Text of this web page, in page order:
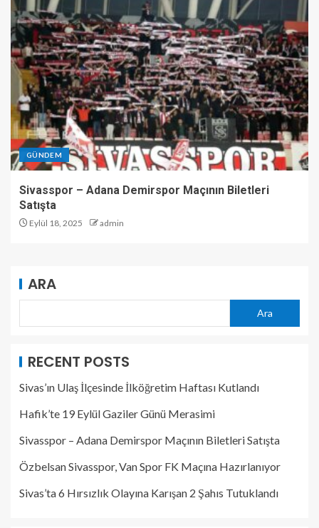
GÜNDEM
Sivasspor – Adana Demirspor Maçının Biletleri
Satışta
Eylül 18, 2025 admin
ARA
Ara
RECENT POSTS
Sivas’ın Ulaş İlçesinde İlköğretim Haftası Kutlandı
Hafik’te 19 Eylül Gaziler Günü Merasimi
Sivasspor – Adana Demirspor Maçının Biletleri Satışta
Özbelsan Sivasspor, Van Spor FK Maçına Hazırlanıyor
Sivas’ta 6 Hırsızlık Olayına Karışan 2 Şahıs Tutuklandı